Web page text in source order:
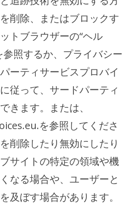
削除、またはブロックす
トブラウザーの“ヘル
参照するか、プライバシー
ーティサービスプロバイ
従って、サードパーティ
きます。または、
を参照してくださ
削除したり無効にしたり
サイトの特定の領域や機
なる場合や、ユーザーと
及ぼす場合があります。